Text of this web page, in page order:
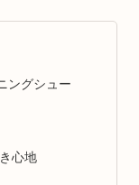
ングシュー
心地